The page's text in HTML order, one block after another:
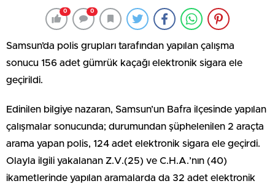
0 0
Samsun’da polis grupları tarafından yapılan çalışma
sonucu 156 adet gümrük kaçağı elektronik sigara ele
geçirildi.
Edinilen bilgiye nazaran, Samsun’un Bafra ilçesinde yapılan
çalışmalar sonucunda; durumundan şüphelenilen 2 araçta
arama yapan polis, 124 adet elektronik sigara ele geçirdi.
Olayla ilgili yakalanan Z.V.(25) ve C.H.A.’nın (40)
ikametlerinde yapılan aramalarda da 32 adet elektronik